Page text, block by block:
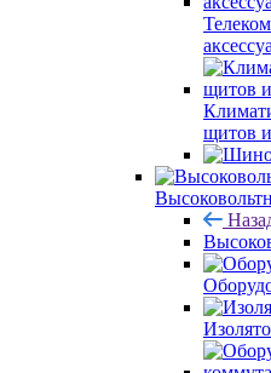
щитов